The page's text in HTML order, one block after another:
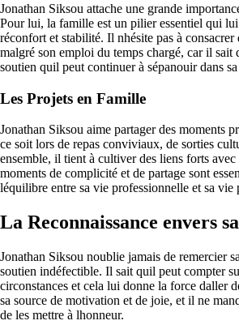
Jonathan Siksou attache une grande
Pour lui, la famille est un pilier essentiel qui
réconfort et stabilité. Il nhésite pas à consacrer
malgré son emploi du temps chargé, car il sait
soutien quil peut continuer à sépanouir dans
Les Projets en Famille
Jonathan Siksou aime partager des moments
ce soit lors de repas conviviaux, de sorties
ensemble, il tient à cultiver des liens forts avec
moments de complicité et de partage sont
léquilibre entre sa vie professionnelle et sa vie
La Reconnaissance envers
Jonathan Siksou noublie jamais de remercier
soutien indéfectible. Il sait quil peut compter
circonstances et cela lui donne la force daller
sa source de motivation et de joie, et il ne
de les mettre à lhonneur.